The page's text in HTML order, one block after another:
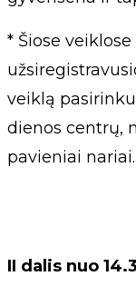
* Šiose
veiklą
dienos centrų,
pavieniai nariai.
II dalis nuo